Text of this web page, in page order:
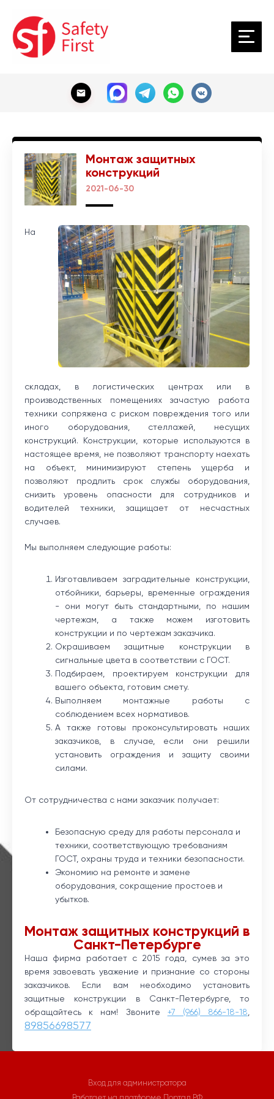
Монтаж защитных
конструкций
2021-06-30
На
складах, в логистических центрах или в
производственных помещениях зачастую работа
техники сопряжена с риском повреждения того или
иного оборудования, стеллажей, несущих
конструкций. Конструкции, которые используются в
настоящее время, не позволяют транспорту наехать
на объект, минимизируют степень ущерба и
позволяют продлить срок службы оборудования,
снизить уровень опасности для сотрудников и
водителей техники, защищает от несчастных
случаев.
Мы выполняем следующие работы:
Изготавливаем заградительные конструкции,
отбойники, барьеры, временные ограждения
- они могут быть стандартными, по нашим
чертежам, а также можем изготовить
конструкции и по чертежам заказчика.
Окрашиваем защитные конструкции в
сигнальные цвета в соответствии с ГОСТ.
Подбираем, проектируем конструкции для
вашего объекта, готовим смету.
Выполняем монтажные работы с
соблюдением всех нормативов.
А также готовы проконсультировать наших
заказчиков, в случае, если они решили
установить ограждения и защиту своими
силами.
От сотрудничества с нами заказчик получает:
Безопасную среду для работы персонала и
техники, соответствующую требованиям
ГОСТ, охраны труда и техники безопасности.
Экономию на ремонте и замене
оборудования, сокращение простоев и
убытков.
Монтаж защитных конструкций в
Санкт-Петербурге
Наша фирма работает с 2015 года, сумев за это
время завоевать уважение и признание со стороны
заказчиков. Если вам необходимо установить
защитные конструкции в Санкт-Петербурге, то
обращайтесь к нам! Звоните +7 (966) 866-18-18
Вход для администратора